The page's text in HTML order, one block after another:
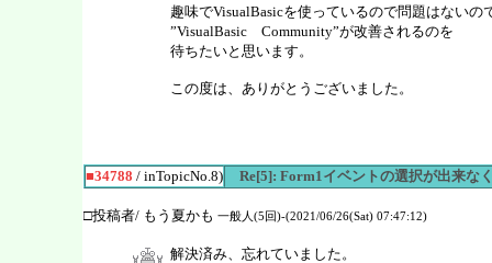
趣味でVisualBasicを使っているので問題はないの
”VisualBasic Community”が改善されるのを
待ちたいと思います。
この度は、ありがとうございました。
■34788 / inTopicNo.8) Re[5]: Form1イベントの選択が出来な
□投稿者/ もう夏かも 一般人(5回)-(2021/06/26(Sat) 07:47:12)
解決済み、忘れていました。